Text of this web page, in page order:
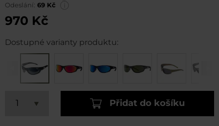
Odeslání: 69 Kč
970 Kč
Dostupné varianty produktu:
Přidat do košíku